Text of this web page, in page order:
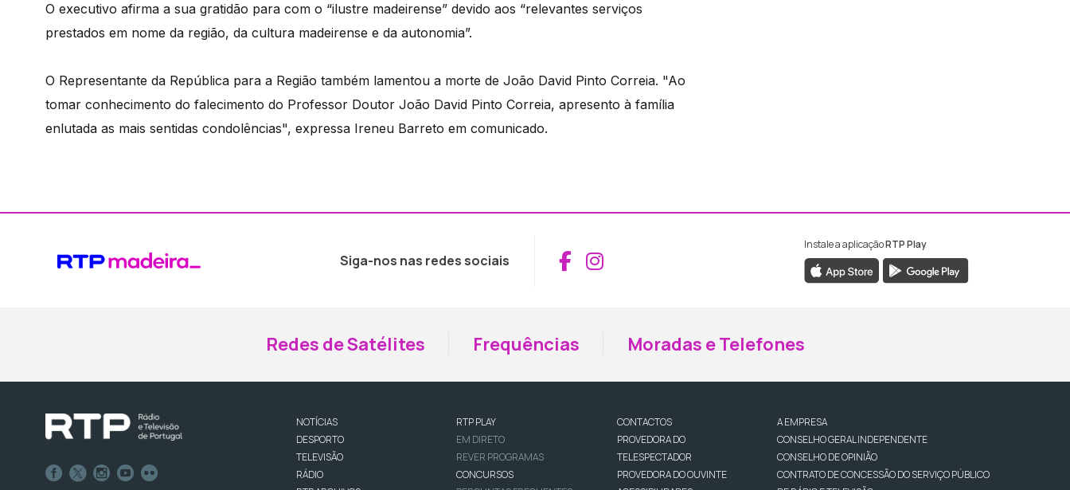
O executivo afirma a sua gratidão para com o “ilustre madeirense” devido aos “relevantes serviços
prestados em nome da região, da cultura madeirense e da autonomia”.
O Representante da República para a Região também lamentou a morte de João David Pinto Correia. "Ao
tomar conhecimento do falecimento do Professor Doutor João David Pinto Correia, apresento à família
enlutada as mais sentidas condolências", expressa Ireneu Barreto em comunicado.
Siga-nos nas redes sociais Aceder ao Facebook da RTP Madeira
Aceder ao Instagram da RTP Madeira
Instale a aplicaçãoRTP Play
Redes de Satélites Frequências Moradas e Telefones
NOTÍCIAS
DESPORTO
TELEVISÃO
RÁDIO
RTP PLAY
EM DIRETO
REVER PROGRAMAS
CONCURSOS
CONTACTOS
PROVEDORA DO
TELESPECTADOR
PROVEDORA DO OUVINTE
A EMPRESA
CONSELHO GERAL INDEPENDENTE
CONSELHO DE OPINIÃO
CONTRATO DE CONCESSÃO DO SERVIÇO PÚBLICO